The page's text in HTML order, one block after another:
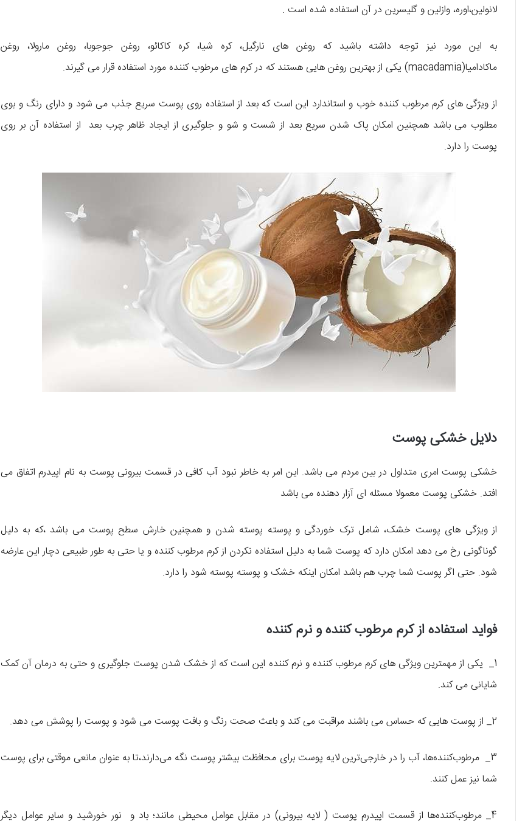
لانولین،اوره، وازلین و گلیسرین در آن استفاده شده است .
به این مورد نیز توجه داشته باشید که روغن های نارگیل، کره شیا، کره کاکائو، روغن جوجوبا، روغن مارولا، روغن
ماکادامیا(macadamia) یکی از بهترین روغن هایی هستند که در کرم های مرطوب کننده مورد استفاده قرار می گیرند.
از ویژگی های کرم مرطوب کننده خوب و استاندارد این است که بعد از استفاده روی پوست سریع جذب می شود و دارای رنگ و بوی
مطلوب می باشد همچنین امکان پاک شدن سریع بعد از شست و شو و جلوگیری از ایجاد ظاهر چرب بعد از استفاده آن بر روی
پوست را دارد.
دلایل خشکی پوست
خشکی پوست امری متداول در بین مردم می باشد. این امر به خاطر نبود آب کافی در قسمت بیرونی پوست به نام اپیدرم اتفاق می
افتد. خشکی پوست معمولا مسئله ای آزار دهنده می باشد
از ویژگی های پوست خشک، شامل ترک خوردگی و پوسته پوسته شدن و همچنین خارش سطح پوست می باشد ،که به دلیل
گوناگونی رخ می دهد امکان دارد که پوست شما به دلیل استفاده نکردن از کرم مرطوب کننده و یا حتی به طور طبیعی دچار این عارضه
شود. حتی اگر پوست شما چرب هم باشد امکان اینکه خشک و پوسته پوسته شود را دارد.
فواید استفاده از کرم مرطوب کننده و نرم کننده
1_ یکی از مهمترین ویژگی های کرم مرطوب کننده و نرم کننده این است که از خشک شدن پوست جلوگیری و حتی به درمان آن کمک
شایانی می کند.
2_ از پوست هایی که حساس می باشند مراقبت می کند و باعث صحت رنگ و بافت پوست می شود و پوست را پوشش می دهد.
3_ مرطوب‌کننده‌ها، آب را در خارجی‌ترین لایه پوست برای محافظت بیشتر پوست نگه می‌دارند،تا به عنوان مانعی موقتی برای پوست
شما نیز عمل کنند.
4_ مرطوب‌کننده‌ها از قسمت اپیدرم پوست ( لایه بیرونی) در مقابل عوامل محیطی مانند؛ باد و نور خورشید و سایر عوامل دیگر